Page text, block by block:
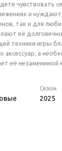
чувствовать
и
так и для
её
техники игры
а
её
Сезон
2025